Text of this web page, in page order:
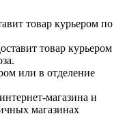
товар курьером по
товар курьером
или в отделение
магазина и
магазинах